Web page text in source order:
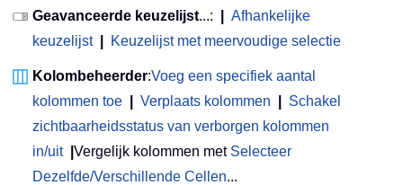
Geavanceerde keuzelijst...:
Afhankelijke
keuzelijst
Keuzelijst met meervoudige selectie
Kolombeheerder:Voeg een specifiek aantal
kolommen toe
Verplaats kolommen
Schakel
zichtbaarheidsstatus van verborgen kolommen
in/uit
Vergelijk kolommen met Selecteer
Dezelfde/Verschillende Cellen...